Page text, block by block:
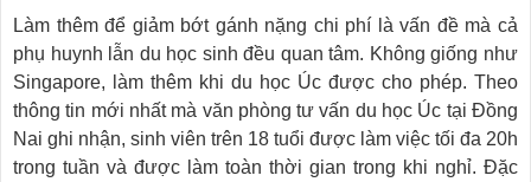
Làm thêm để giảm bớt gánh nặng chi phí là vấn đề mà cả
phụ huynh lẫn du học sinh đều quan tâm. Không giống như
Singapore, làm thêm khi du học Úc được cho phép. Theo
thông tin mới nhất mà văn phòng tư vấn du học Úc tại Đồng
Nai ghi nhận, sinh viên trên 18 tuổi được làm việc tối đa 20h
trong tuần và được làm toàn thời gian trong khi nghỉ. Đặc